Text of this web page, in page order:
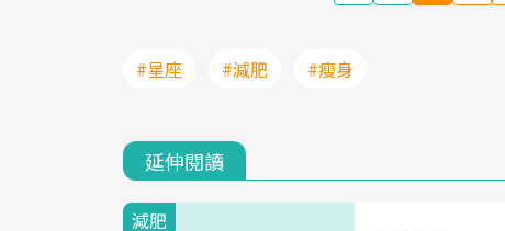
#星座 #減肥 #瘦身
延伸閱讀
減肥